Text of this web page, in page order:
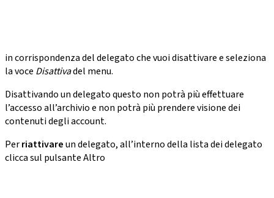
in corrispondenza del delegato che vuoi disattivare e seleziona
la voce Disattivadel menu.
Disattivando un delegato questo non potrà più effettuare
l’accesso all’archivio e non potrà più prendere visione dei
contenuti degli account.
Perriattivareun delegato, all’interno della lista dei delegato
clicca sul pulsante Altro